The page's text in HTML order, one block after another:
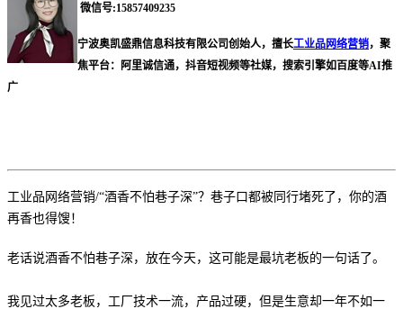
微信号:15857409235
宁波奥凯盛鼎信息科技有限公司创始人，擅长工业品网络营销，聚
焦平台：阿里诚信通，抖音短视频等社媒，搜索引擎如百度等AI推
广
工业品网络营销/“酒香不怕巷子深”？巷子口都被同行堵死了，你的酒
再香也得馊！
老话说酒香不怕巷子深，放在今天，这可能是最坑老板的一句话了。
我见过太多老板，工厂技术一流，产品过硬，但是生意却一年不如一